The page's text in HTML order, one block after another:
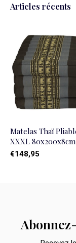
Articles récents
Matelas Thaï
XXXL
€148,95